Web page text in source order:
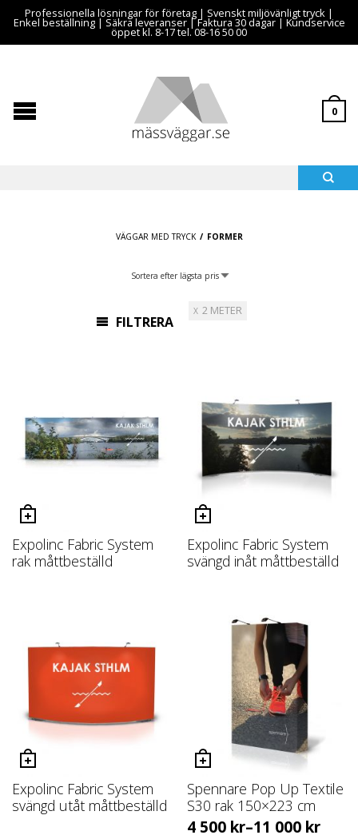
Professionella lösningar för företag | Svenskt miljövänligt tryck |
Enkel beställning | Säkra leveranser | Faktura 30 dagar | Kundservice
öppet kl. 8-17 tel. 08-16 50 00
0
VÄGGAR MED TRYCK / FORMER
FILTRERA
2 METER
Expolinc Fabric System
rak måttbeställd
Expolinc Fabric System
svängd inåt måttbeställd
Expolinc Fabric System
svängd utåt måttbeställd
Spennare Pop Up Textile
S30 rak 150×223 cm
4 500 kr–11 000 kr